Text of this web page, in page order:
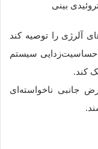
بینی
آلرژی را توصیه کند
حساسیت‌زدایی سیستم
کند.
جانبی ناخواسته‌ای